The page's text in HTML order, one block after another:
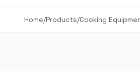
Home/Products/Cooking